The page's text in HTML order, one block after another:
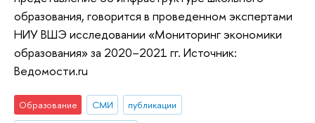
образования, говорится в проведенном экспертами
НИУ ВШЭ исследовании «Мониторинг экономики
образования» за 2020–2021 гг. Источник:
Ведомости.ru
Образование СМИ
публикации